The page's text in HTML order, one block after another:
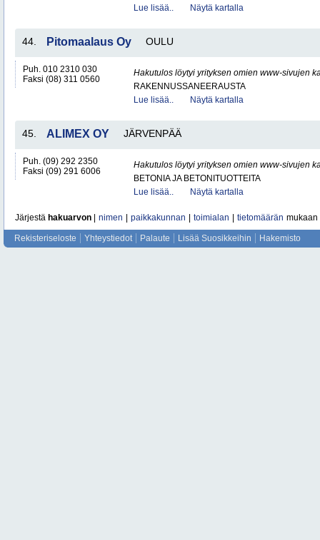
Lue lisää..
Näytä kartalla
44. Pitomaalaus Oy OULU
Puh. 010 2310 030
Faksi (08) 311 0560
Hakutulos löytyi yrityksen omien www-sivujen
RAKENNUSSANEERAUSTA
Lue lisää..
Näytä kartalla
45. ALIMEX OY JÄRVENPÄÄ
Puh. (09) 292 2350
Faksi (09) 291 6006
Hakutulos löytyi yrityksen omien www-sivujen
BETONIA JA BETONITUOTTEITA
Lue lisää..
Näytä kartalla
Järjestä hakuarvon nimen paikkakunnan toimialan tietomäärän mukaan
Rekisteriseloste Yhteystiedot Palaute Lisää Suosikkeihin Hakemisto